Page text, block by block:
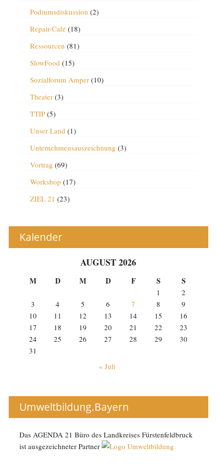
Podiumsdiskussion (2)
Repair-Café(18)
Ressourcen (81)
SlowFood (15)
Sozialforum Amper(10)
Theater(3)
TTIP(5)
Unser Land (1)
Unternehmensauszeichnung (3)
Vortrag (69)
Workshop (17)
ZIEL 21 (23)
Kalender
AUGUST 2026
M D M D F S S
1
2
3
4 5 6 7 8
9
10
11 12 13 14 15
16
17
18 19 20 21 22
23
24
25 26 27 28 29
30
31
« Juli
Umweltbildung.Bayern
Das AGENDA 21 Büro des Landkreises Fürstenfeldbruck
ist ausgezeichneter Partner